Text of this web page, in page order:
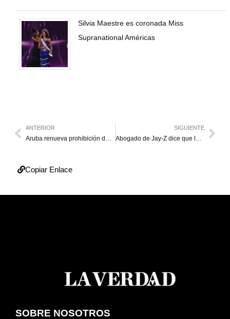
Silvia Maestre es coronada Miss
Supranational Américas
ANTERIOR
Aruba renueva prohibición de tráfico aéreo con Venezuela hasta marzo de 2025
SIGUIENTE
Abogado de Jay-Z dice que las acusaciones contra él y “Diddy” son falsas
Copiar Enlace
SOBRE NOSOTROS